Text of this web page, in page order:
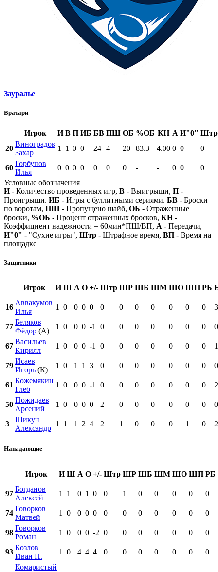
Зауралье
Вратари
Игрок И В П ИБ БВ ПШ ОБ %ОБ КН А И"0" Штр
20
Виноградов
Захар
1 1 0 0 24 4 20 83.3 4.00 0 0 0
60
Горбунов
Илья
0 0 0 0 0 0 0 - - 0 0
0
Условные обозначения
И- Количество проведенных игр, В - Выигрыши, П -
Проигрыши, ИБ - Игры с буллитными сериями, БВ - Броски
по воротам, ПШ - Пропущено шайб, ОБ - Отраженные
броски, %ОБ - Процент отраженных бросков, КН-
Коэффициент надежности = 60мин*ПШ/ВП, А - Передачи,
И"0" - "Сухие игры", Штр - Штрафное время, ВП - Время на
площадке
Защитники
Игрок И Ш А О +/- Штр ШР ШБ ШМ ШО ШП РБ
16
Аввакумов
Илья
1 0 0 0 0 0 0 0 0 0 0 0 3
77
Беляков
Фёдор (А)
1 0 0 0 -1 0 0 0 0 0 0 0 0
67
Васильев
Кирилл
1 0 0 0 -1 0 0 0 0 0 0 0 1
79
Исаев
Игорь (К)
1 0 1 1 3 0 0 0 0 0 0 0 0
61
Кожемякин
Глеб
1 0 0 0 -1 0 0 0 0 0 0 0 2
50
Пожидаев
Арсений
1 0 0 0 0 2 0 0 0 0 0 0 0
3
Шикун
Александр
1 1 1 2 4 2 1 0 0 0 1 0 2
Нападающие
Игрок И Ш А О +/- Штр ШР ШБ ШМ ШО ШП РБ
97
Богданов
Алексей
1 1 0 1 0 0 1 0 0 0 0 0
74
Говорков
Матвей
1 0 0 0 0 0 0 0 0 0 0 0
98
Говорков
Роман
1 0 0 0 -2 0 0 0 0 0 0 0
93
Козлов
Иван П.
1 0 4 4 4 0 0 0 0 0 0 0
Комаристый